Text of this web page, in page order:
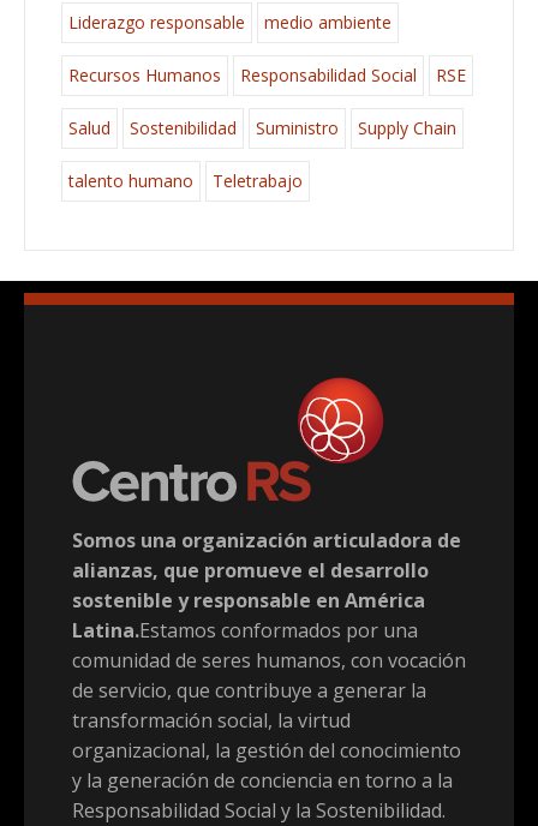
Liderazgo responsable medio ambiente
Recursos Humanos Responsabilidad Social RSE
Salud Sostenibilidad Suministro Supply Chain
talento humano Teletrabajo
Somos una organización articuladora de
alianzas, que promueve el desarrollo
sostenible y responsable en América
Latina.Estamos conformados por una
comunidad de seres humanos, con vocación
de servicio, que contribuye a generar la
transformación social, la virtud
organizacional, la gestión del conocimiento
y la generación de conciencia en torno a la
Responsabilidad Social y la Sostenibilidad.